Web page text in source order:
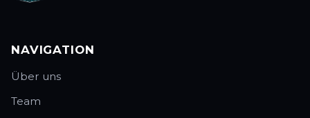
NAVIGATION
Über uns
Team